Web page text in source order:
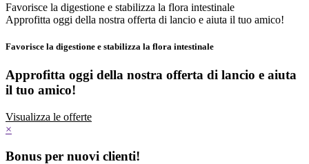
Favorisce la digestione e stabilizza la flora intestinale
Approfitta oggi della nostra offerta di lancio e aiuta il tuo amico!
Favorisce la digestione e stabilizza la flora intestinale
Approfitta oggi della nostra offerta di lancio e aiuta
il tuo amico!
Visualizza le offerte
×
Bonus per nuovi clienti!